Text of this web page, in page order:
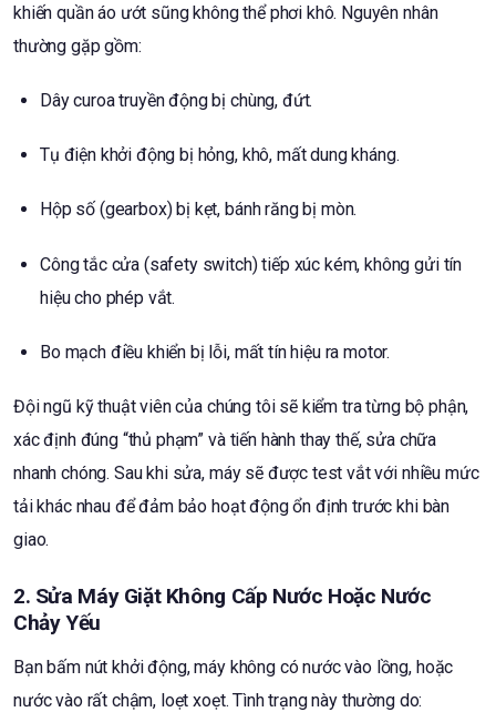
khiến quần áo ướt sũng không thể phơi khô. Nguyên nhân
thường gặp gồm:
Dây curoa truyền động bị chùng, đứt.
Tụ điện khởi động bị hỏng, khô, mất dung kháng.
Hộp số (gearbox) bị kẹt, bánh răng bị mòn.
Công tắc cửa (safety switch) tiếp xúc kém, không gửi tín
hiệu cho phép vắt.
Bo mạch điều khiển bị lỗi, mất tín hiệu ra motor.
Đội ngũ kỹ thuật viên của chúng tôi sẽ kiểm tra từng bộ phận,
xác định đúng “thủ phạm” và tiến hành thay thế, sửa chữa
nhanh chóng. Sau khi sửa, máy sẽ được test vắt với nhiều mức
tải khác nhau để đảm bảo hoạt động ổn định trước khi bàn
giao.
2. Sửa Máy Giặt Không Cấp Nước Hoặc Nước
Chảy Yếu
Bạn bấm nút khởi động, máy không có nước vào lồng, hoặc
nước vào rất chậm, loẹt xoẹt. Tình trạng này thường do: